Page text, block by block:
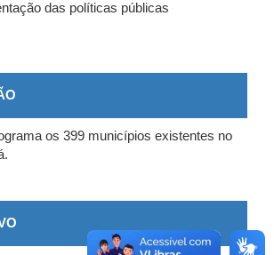
das políticas públicas
os 399 municípios existentes no